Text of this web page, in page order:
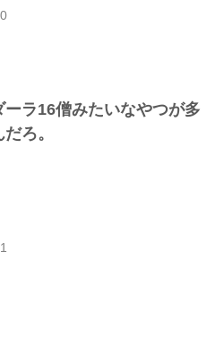
ラ16僧みたいなやつが多
ろ。